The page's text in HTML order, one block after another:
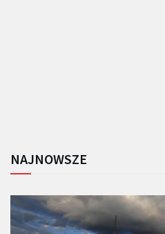
NAJNOWSZE